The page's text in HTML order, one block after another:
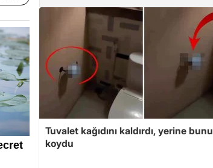
Tuvalet kağıdını kaldırdı, yerine bunu
koydu